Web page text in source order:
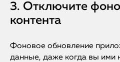
3. Отключите
контента
Фоновое обновление
данные, даже когда вы ими